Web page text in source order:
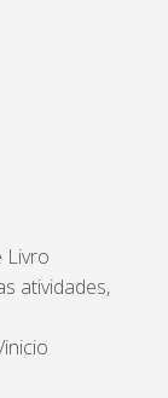
Livro
atividades,